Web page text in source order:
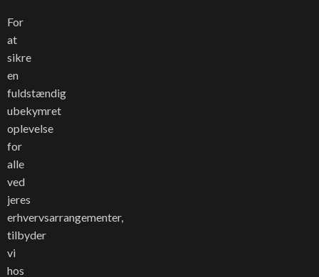
For
at
sikre
en
fuldstændig
ubekymret
oplevelse
for
alle
ved
jeres
erhvervsarrangementer,
tilbyder
vi
hos